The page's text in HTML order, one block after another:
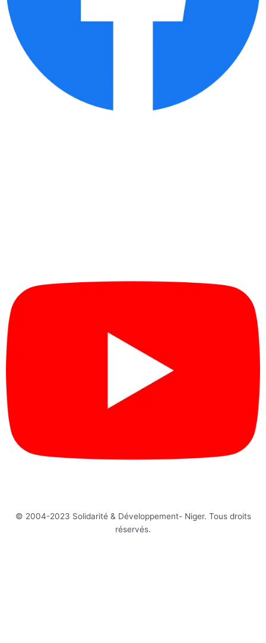
© 2004-2023 Solidarité & Développement- Niger. Tous droits
réservés.